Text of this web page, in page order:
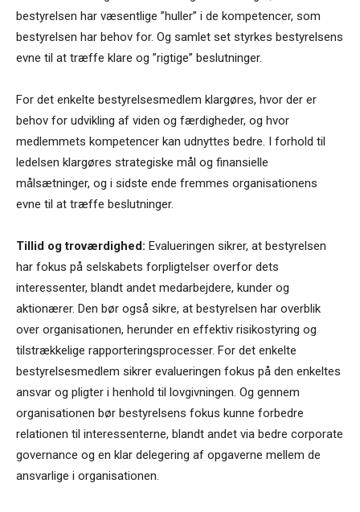
bestyrelsen har væsentlige ”huller” i de kompetencer, som
bestyrelsen har behov for. Og samlet set styrkes bestyrelsens
evne til at træffe klare og ”rigtige” beslutninger.
For det enkelte bestyrelsesmedlem klargøres, hvor der er
behov for udvikling af viden og færdigheder, og hvor
medlemmets kompetencer kan udnyttes bedre. I forhold til
ledelsen klargøres strategiske mål og finansielle
målsætninger, og i sidste ende fremmes organisationens
evne til at træffe beslutninger.
Tillid og troværdighed: Evalueringen sikrer, at bestyrelsen
har fokus på selskabets forpligtelser overfor dets
interessenter, blandt andet medarbejdere, kunder og
aktionærer. Den bør også sikre, at bestyrelsen har overblik
over organisationen, herunder en effektiv risikostyring og
tilstrækkelige rapporteringsprocesser. For det enkelte
bestyrelsesmedlem sikrer evalueringen fokus på den enkeltes
ansvar og pligter i henhold til lovgivningen. Og gennem
organisationen bør bestyrelsens fokus kunne forbedre
relationen til interessenterne, blandt andet via bedre corporate
governance og en klar delegering af opgaverne mellem de
ansvarlige i organisationen.